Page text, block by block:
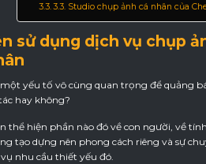
3.3. Studio chụp ảnh cá nhân của
sử dụng dịch vụ chụp
yếu tố vô cùng quan trọng để quảng
hay không?
thể hiện phần nào đó về con người, về
tạo dựng nên phong cách riêng và sự
nhu cầu thiết yếu đó.